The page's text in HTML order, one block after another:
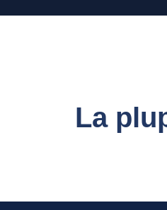
La